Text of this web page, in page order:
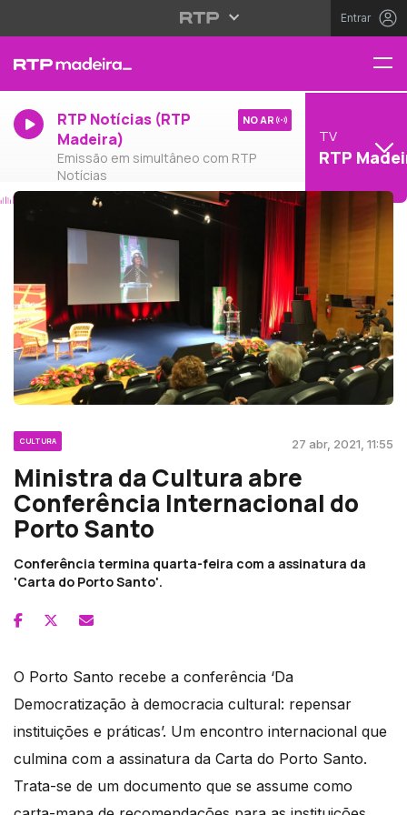
Entrar
RTP Notícias (RTP
Madeira)
Emissão em simultâneo com RTP
Notícias
NO AR
TV
RTP
CULTURA 27 abr, 2021, 11:55
Ministra da Cultura abre
Conferência Internacional do
Porto Santo
Conferência termina quarta-feira com a assinatura da
'Carta do Porto Santo'.
O Porto Santo recebe a conferência ‘Da
Democratização à democracia cultural: repensar
instituições e práticas’. Um encontro internacional que
culmina com a assinatura da Carta do Porto Santo.
Trata-se de um documento que se assume como